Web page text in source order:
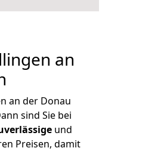
an
an der Donau
sind Sie bei
und
Preisen, damit